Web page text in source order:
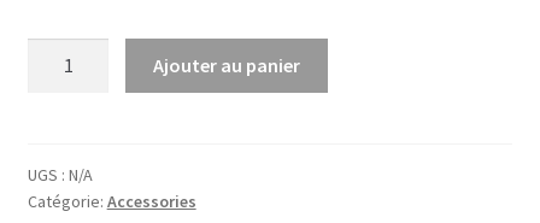
Ajouter au panier
UGS : N/A
Catégorie: Accessories